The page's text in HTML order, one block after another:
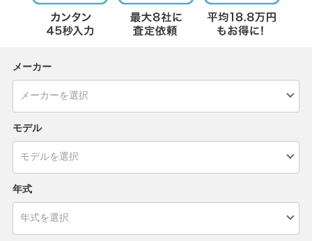
メーカー
モデル
年式